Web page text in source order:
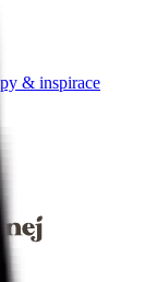
& inspirace